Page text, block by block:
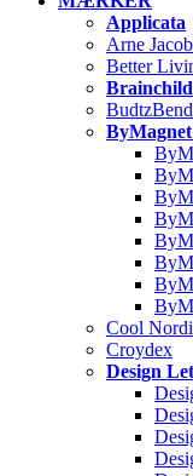
Applicata
Arne
Better
Brainchild
Cool
Croydex
Design